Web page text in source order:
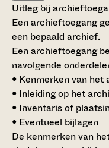
Uitleg bij
Een archieftoegang
een bepaald archief.
Een archieftoegang
navolgende
• Kenmerken van het
• Inleiding op het
• Inventaris of
• Eventueel bijlagen
De kenmerken van